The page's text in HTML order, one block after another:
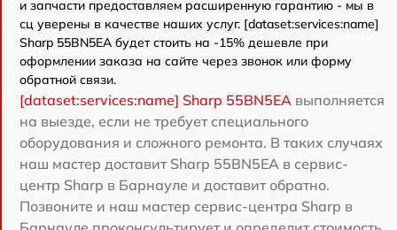
и запчасти предоставляем расширенную гарантию - мы в
сц уверены в качестве наших услуг. [dataset:services:name]
Sharp 55BN5EA будет стоить на -15% дешевле при
оформлении заказа на сайте через звонок или форму
обратной связи.
[dataset:services:name] Sharp 55BN5EA выполняется
на выезде, если не требует специального
оборудования и сложного ремонта. В таких случаях
наш мастер доставит Sharp 55BN5EA в сервис-
центр Sharp в Барнауле и доставит обратно.
Позвоните и наш мастер сервис-центра Sharp в